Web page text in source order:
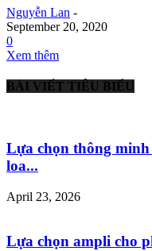
Nguyễn Lan -
September 20, 2020
0
Xem thêm
BÀI VIẾT TIÊU BIỂU
Lựa chọn thông
loa...
April 23, 2026
Lựa chọn ampli cho